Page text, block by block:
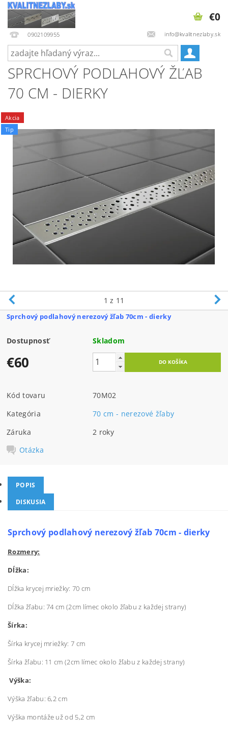
0902109955 info@kvalitnezlaby.sk
€0
SPRCHOVÝ PODLAHOVÝ ŽĽAB
70 CM - DIERKY
Akcia
Tip
1 z 11
Sprchový podlahový nerezový žľab 70cm - dierky
Dostupnosť Skladom
€60
Kód tovaru
70M02
Kategória
70 cm - nerezové žľaby
Záruka
2 roky
Otázka
POPIS
DISKUSIA
Sprchový podlahový nerezový žľab 70cm - dierky
Rozmery:
Dĺžka:
Dĺžka krycej mriežky: 70 cm
Dĺžka žľabu: 74 cm (2cm límec okolo žľabu z každej strany)
Šírka:
Šírka krycej mriežky: 7 cm
Šírka žľabu: 11 cm (2cm límec okolo žľabu z každej strany)
Výška:
Výška žľabu: 6,2 cm
Výška montáže už od 5,2 cm